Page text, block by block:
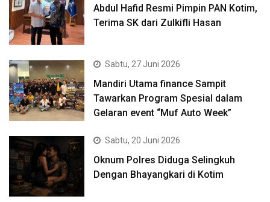
Abdul Hafid Resmi Pimpin PAN Kotim,
Terima SK dari Zulkifli Hasan
Sabtu, 27 Juni 2026
Mandiri Utama finance Sampit
Tawarkan Program Spesial dalam
Gelaran event “Muf Auto Week”
Sabtu, 20 Juni 2026
Oknum Polres Diduga Selingkuh
Dengan Bhayangkari di Kotim